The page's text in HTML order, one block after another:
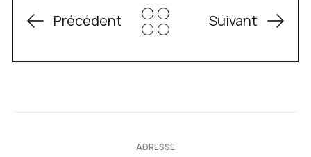
Précédent Suivant
ADRESSE